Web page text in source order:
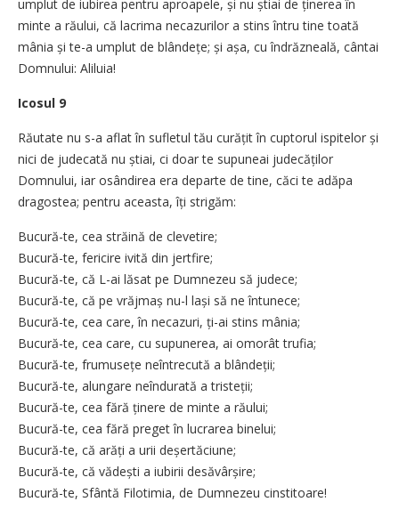
umplut de iubirea pentru aproapele, și nu știai de ținerea în
minte a răului, că lacrima necazurilor a stins întru tine toată
mânia și te-a umplut de blândețe; și așa, cu îndrăzneală, cântai
Domnului: Aliluia!
Icosul 9
Răutate nu s-a aflat în sufletul tău curățit în cuptorul ispitelor și
nici de judecată nu știai, ci doar te supuneai judecăților
Domnului, iar osândirea era departe de tine, căci te adăpa
dragostea; pentru aceasta, îți strigăm:
Bucură-te, cea străină de clevetire;
Bucură-te, fericire ivită din jertfire;
Bucură-te, că L-ai lăsat pe Dumnezeu să judece;
Bucură-te, că pe vrăjmaș nu-l lași să ne întunece;
Bucură-te, cea care, în necazuri, ți-ai stins mânia;
Bucură-te, cea care, cu supunerea, ai omorât trufia;
Bucură-te, frumusețe neîntrecută a blândeții;
Bucură-te, alungare neîndurată a tristeții;
Bucură-te, cea fără ținere de minte a răului;
Bucură-te, cea fără preget în lucrarea binelui;
Bucură-te, că arăți a urii deșertăciune;
Bucură-te, că vădești a iubirii desăvârșire;
Bucură-te, Sfântă Filotimia, de Dumnezeu cinstitoare!